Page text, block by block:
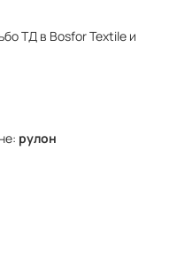
ТД в Bosfor Textile и
рулон